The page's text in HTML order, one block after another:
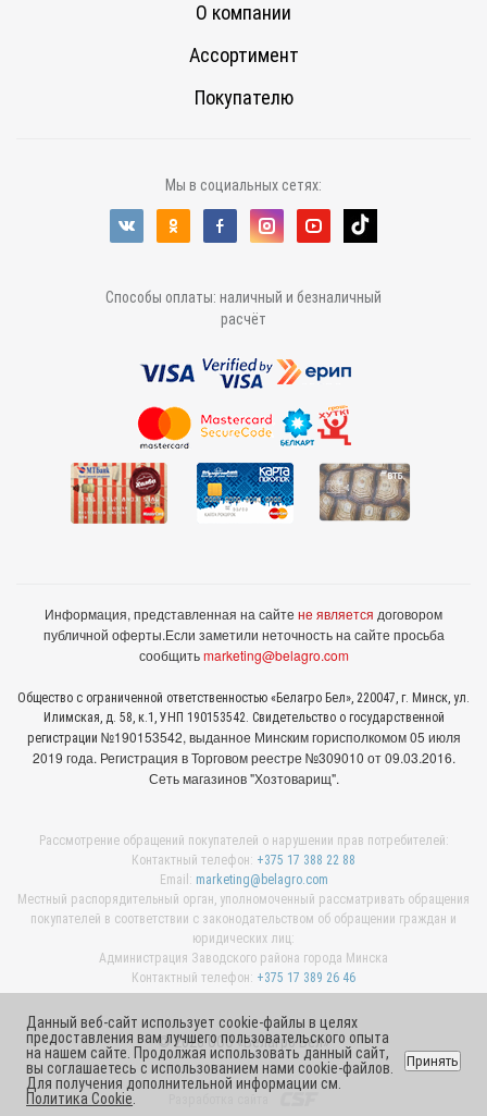
О компании
Ассортимент
Покупателю
Мы в социальных сетях:
Способы оплаты: наличный и безналичный
расчёт
Информация, представленная на сайте не является договором
публичной оферты.Если заметили неточность на сайте просьба
сообщитьmarketing@belagro.com
Общество с ограниченной ответственностью «Белагро Бел», 220047, г. Минск, ул.
Илимская, д. 58, к.1, УНП 190153542. Свидетельство о государственной
регистрации №190153542, выданное Минcким горисполкомом 05 июля
2019 года. Регистрация в Торговом реестре №309010 от 09.03.2016.
Сеть магазинов "Хозтоварищ".
Рассмотрение обращений покупателей о нарушении прав потребителей:
Контактный телефон: +375 17 388 22 88
Email: marketing@belagro.com
Местный распорядительный орган, уполномоченный рассматривать обращения
покупателей в соответствии с законодательством об обращении граждан и
юридических лиц:
Администрация Заводского района города Минска
Контактный телефон: +375 17 389 26 46
© 2026 ООО «Белагро Бел»
Данный веб-сайт использует cookie-файлы в целях
предоставления вам лучшего пользовательского опыта
на нашем сайте. Продолжая использовать данный сайт,
вы соглашаетесь с использованием нами cookie-файлов.
Для получения дополнительной информации см.
Политика Cookie
Принять